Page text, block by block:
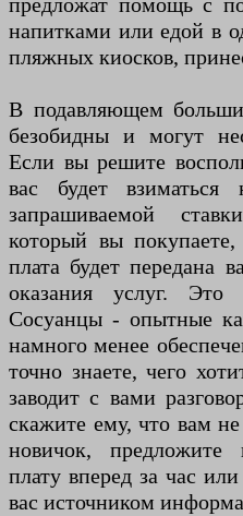
напитками или едой в
пляжных киосков,
В подавляющем
безобидны и могут
Если вы решите
вас будет взиматься
запрашиваемой
который вы
плата будет передана
оказания услуг. Это
Сосуанцы - опытные
намного менее
точно знаете, чего
заводит с вами
скажите ему, что вам
новичок, предложите
плату вперед за час
вас источником